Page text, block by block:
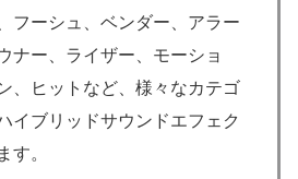
フーシュ、ベンダー、アラー
ナー、ライザー、モーショ
、ヒットなど、様々なカテゴ
イブリッドサウンドエフェク
す。